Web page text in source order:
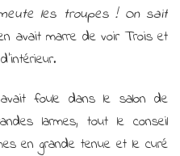
les troupes ! On sait
avait marre de voir Trois et
foule dans le salon de
larmes, tout le conseil
en grande tenue et le curé